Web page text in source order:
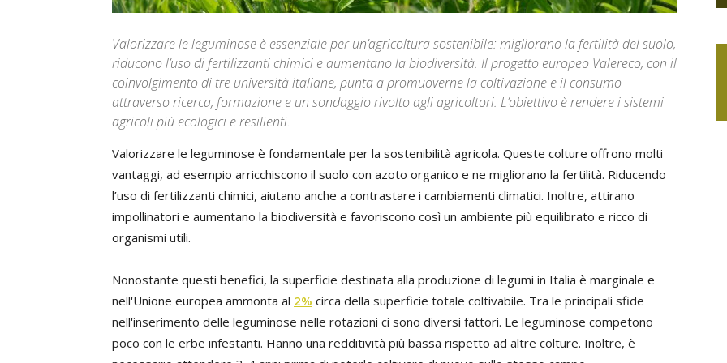
Valorizzare le leguminose è essenziale per un’agricoltura sostenibile: migliorano la fertilità del suolo,
riducono l’uso di fertilizzanti chimici e aumentano la biodiversità. Il progetto europeo Valereco, con il
coinvolgimento di tre università italiane, punta a promuoverne la coltivazione e il consumo
attraverso ricerca, formazione e un sondaggio rivolto agli agricoltori. L’obiettivo è rendere i sistemi
agricoli più ecologici e resilienti.
Valorizzare le leguminose è fondamentale per la sostenibilità agricola. Queste colture offrono molti
vantaggi, ad esempio arricchiscono il suolo con azoto organico e ne migliorano la fertilità. Riducendo
l’uso di fertilizzanti chimici, aiutano anche a contrastare i cambiamenti climatici. Inoltre, attirano
impollinatori e aumentano la biodiversità e favoriscono così un ambiente più equilibrato e ricco di
organismi utili.
Nonostante questi benefici, la superficie destinata alla produzione di legumi in Italia è marginale e
nell'Unione europea ammonta al 2% circa della superficie totale coltivabile. Tra le principali sfide
nell'inserimento delle leguminose nelle rotazioni ci sono diversi fattori. Le leguminose competono
poco con le erbe infestanti. Hanno una redditività più bassa rispetto ad altre colture. Inoltre, è